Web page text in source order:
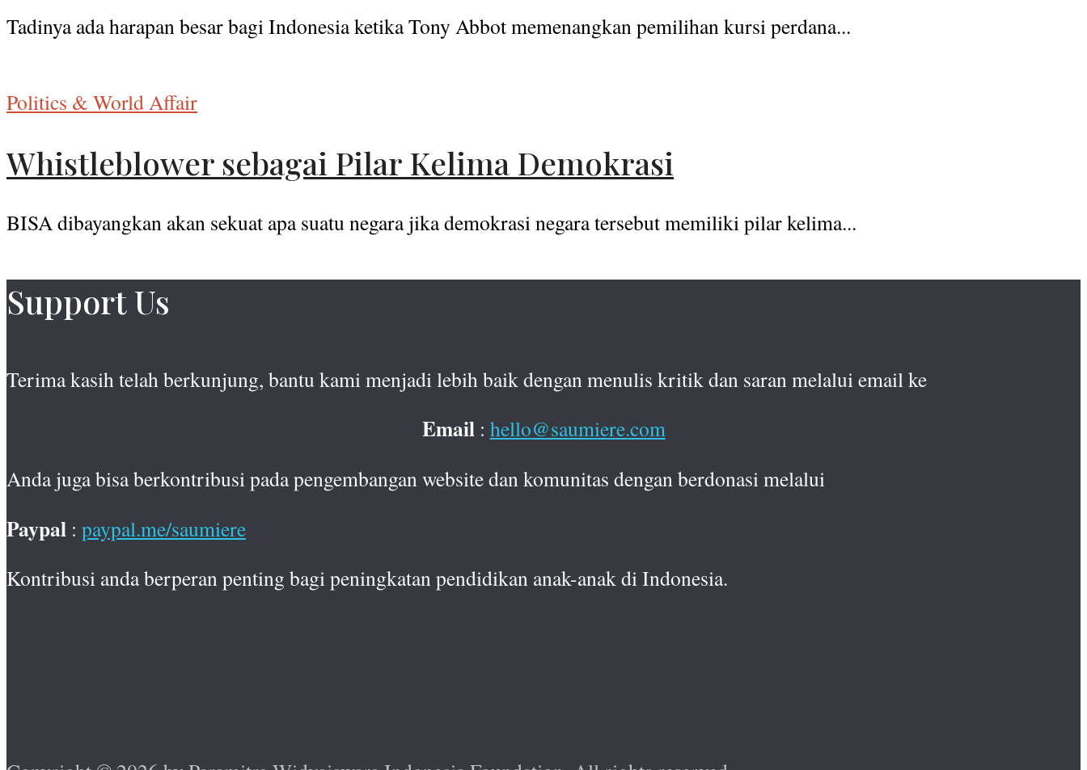
Tadinya ada harapan besar bagi Indonesia ketika Tony Abbot memenangkan pemilihan kursi perdana...
Politics & World Affair
Whistleblower sebagai Pilar Kelima Demokrasi
BISA dibayangkan akan sekuat apa suatu negara jika demokrasi negara tersebut memiliki pilar kelima...
Support Us
Terima kasih telah berkunjung, bantu kami menjadi lebih baik dengan menulis kritik dan saran melalui email ke
Email: hello@saumiere.com
Anda juga bisa berkontribusi pada pengembangan website dan komunitas dengan berdonasi melalui
Paypal : paypal.me/saumiere
Kontribusi anda berperan penting bagi peningkatan pendidikan anak-anak di Indonesia.